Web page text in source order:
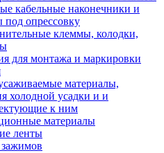
кабельные наконечники и
под опрессовку
клеммы, колодки,
для монтажа и маркировки
материалы,
холодной усадки и и
к ним
материалы
ленты